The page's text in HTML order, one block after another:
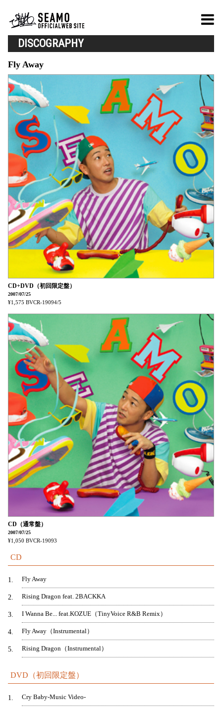
DISCOGRAPHY
Fly Away
CD+DVD（初回限定盤）
2007/07/25
¥1,575 BVCR-19094/5
CD（通常盤）
2007/07/25
¥1,050 BVCR-19093
CD
1 Fly Away
2 Rising Dragon feat. 2BACKKA
3 I Wanna Be... feat.KOZUE（TinyVoice R&B Remix）
4 Fly Away（Instrumental）
5 Rising Dragon（Instrumental）
DVD（初回限定盤）
1 Cry Baby-Music Video-